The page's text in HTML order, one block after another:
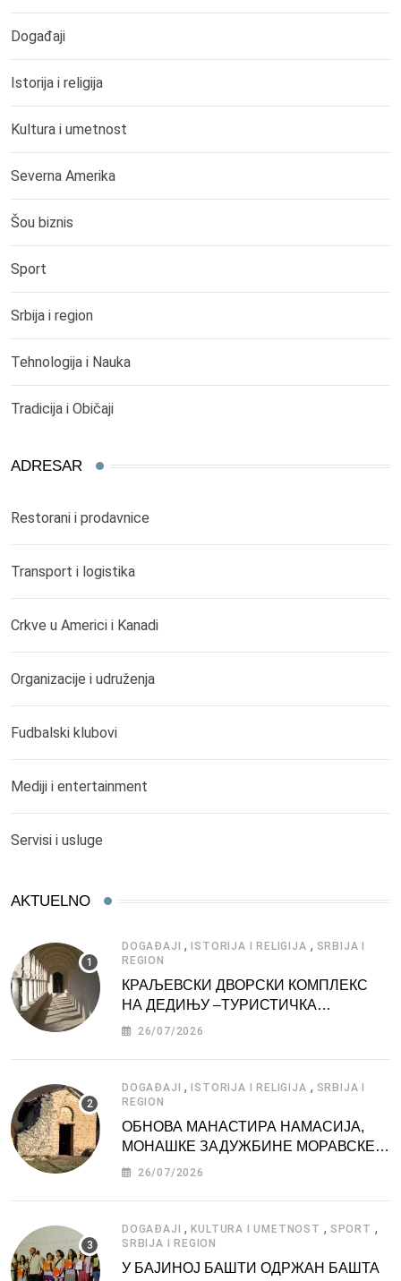
Događaji
Istorija i religija
Kultura i umetnost
Severna Amerika
Šou biznis
Sport
Srbija i region
Tehnologija i Nauka
Tradicija i Običaji
ADRESAR
Restorani i prodavnice
Transport i logistika
Crkve u Americi i Kanadi
Organizacije i udruženja
Fudbalski klubovi
Mediji i entertainment
Servisi i usluge
AKTUELNO
DOGAĐAJI , ISTORIJA I RELIGIJA , SRBIJA I
REGION
КРАЉЕВСКИ ДВОРСКИ КОМПЛЕКС
НА ДЕДИЊУ –ТУРИСТИЧКА
АТРАКЦИЈА
26/07/2026
DOGAĐAJI , ISTORIJA I RELIGIJA , SRBIJA I
REGION
ОБНОВА МАНАСТИРА НАМАСИЈА,
МОНАШКЕ ЗАДУЖБИНЕ МОРАВСКЕ
СРБИЈЕ
26/07/2026
DOGAĐAJI ,KULTURA I UMETNOST , SPORT ,
SRBIJA I REGION
У БАЈИНОЈ БАШТИ ОДРЖАН БАШТА